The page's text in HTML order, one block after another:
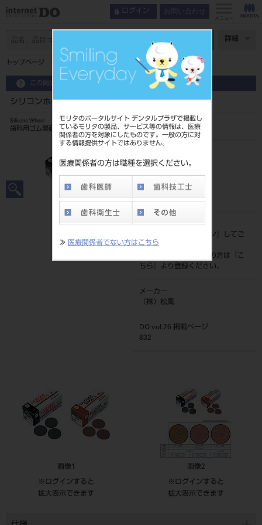
モリタのポータルサイト デンタルプラザで掲載し
ているモリタの製品、サービス等の情報は、医療
関係者の方を対象にしたものです。一般の方に対
する情報提供サイトではありません。
医療関係者の方は職種を選択ください。
≫ 医療関係者でない方はこちら
ログイン お問い合わせ
メニュー
詳細
トップページ シリコンホイール 12入 M1L（M1－8）
この商品に関するお問い合わせ
シリコンホイール 12入 M1L（M1－8）
Silicone Wheel
歯科用ゴム製研磨材
204320305M1L
JAN/EANコード
標準価格
ログイン
』してご
覧ください。
ネット会員登録がまだの方は『
こ
ちら
』より登録ください。
メーカー
（株）松風
DO vol.26 掲載ページ
832
画像1
※ログインすると
拡大表示できます
画像2
※ログインすると
拡大表示できます